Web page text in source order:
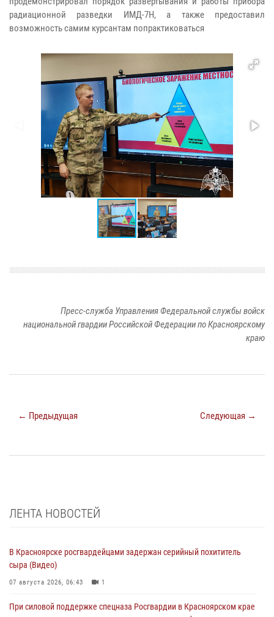
радиационной разведки ИМД-7Н, а также предоставил
возможность самим курсантам попрактиковаться
Пресс-служба Управления Федеральной службы войск
национальной гвардии Российской Федерации по Красноярскому
краю
← Предыдущая Следующая →
ЛЕНТА НОВОСТЕЙ
В Красноярске росгвардейцами задержан серийный похититель
сыра (Видео)
07 августа 2026, 06:43 1
При силовой поддержке спецназа Росгвардии в Красноярском крае